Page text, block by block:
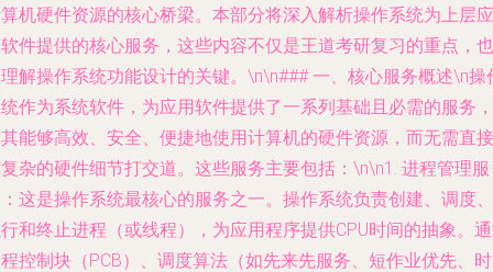
机硬件资源的核心桥梁。本部分将深入解析操作系统为上层应
件提供的核心服务，这些内容不仅是王道考研复习的重点，也
解操作系统功能设计的关键。\n\n### 一、核心服务概述\n操
作为系统软件，为应用软件提供了一系列基础且必需的服务，
能够高效、安全、便捷地使用计算机的硬件资源，而无需直接
杂的硬件细节打交道。这些服务主要包括：\n\n1. 进程管理服
：这是操作系统最核心的服务之一。操作系统负责创建、调度、
和终止进程（或线程），为应用程序提供CPU时间的抽象。
控制块（PCB）、调度算法（如先来先服务、短作业优先、